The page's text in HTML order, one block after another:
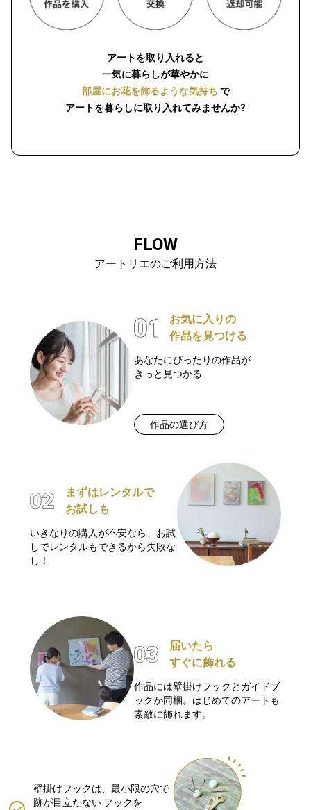
アートを取り入れると
一気に暮らしが華やかに
部屋にお花を飾るような気持ち で
アートを暮らしに取り入れてみませんか?
FLOW
アートリエのご利用方法
お気に入りの
作品を見つける
あなたにぴったりの作品が
きっと見つかる
作品の選び方
まずはレンタルで
お試しも
いきなりの購入が不安なら、お試
しでレンタルもできるから失敗な
し！
届いたら
すぐに飾れる
作品には壁掛けフックとガイドブ
ックが同梱。はじめてのアートも
素敵に飾れます。
壁掛けフックは、最小限の穴で
跡が目立たない フックを